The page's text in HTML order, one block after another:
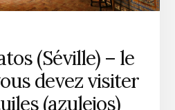
(Séville) – le
devez visiter
(azulejos)